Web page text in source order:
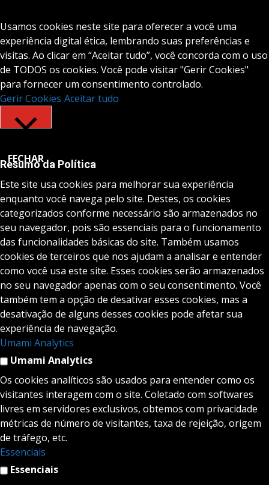
Usamos cookies neste site para oferecer a você uma
experiência digital ética, lembrando suas preferências e
visitas. Ao clicar em “Aceitar tudo”, você concorda com o uso
de TODOS os cookies. Você pode visitar "Gerir Cookies"
para fornecer um consentimento controlado.
Gerir Cookies Aceitar tudo
FECHAR
Resumo da Política
Este site usa cookies para melhorar sua experiência
enquanto você navega pelo site. Destes, os cookies
categorizados conforme necessário são armazenados no
seu navegador, pois são essenciais para o funcionamento
das funcionalidades básicas do site. Também usamos
cookies de terceiros que nos ajudam a analisar e entender
como você usa este site. Esses cookies serão armazenados
no seu navegador apenas com o seu consentimento. Você
também tem a opção de desativar esses cookies, mas a
desativação de alguns desses cookies pode afetar sua
experiência de navegação.
Umami Analytics
Umami Analytics
Os cookies analíticos são usados para entender como os
visitantes interagem com o site. Coletado com softwares
livres em servidores exclusivos, obtemos com privacidade
métricas de número de visitantes, taxa de rejeição, origem
de tráfego, etc.
Essenciais
Essenciais